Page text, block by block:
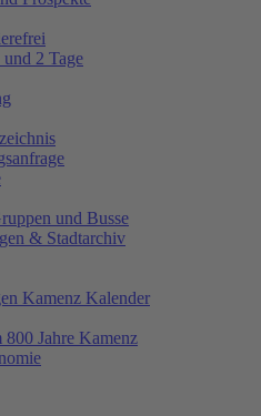
2 Tage
und Busse
& Stadtarchiv
Kamenz Kalender
800 Jahre Kamenz